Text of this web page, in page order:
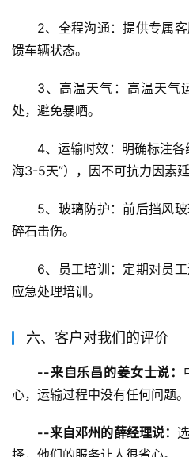
2、全程沟通：提供专属
馈车辆状态。
3、高温天气：高温天气
处，避免暴晒。
4、运输时效：明确标注
海3-5天”），因不可抗力因素
5、玻璃防护：前后挡风
碎石击伤。
6、员工培训：定期对员
应急处理培训。
六、客户对我们的评价
--来自乐昌的姜女士说：
心，运输过程中没有任何问题。
--来自邓州的薛经理说：